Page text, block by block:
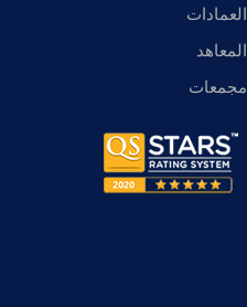
العمادات
المعاهد
مجمعات